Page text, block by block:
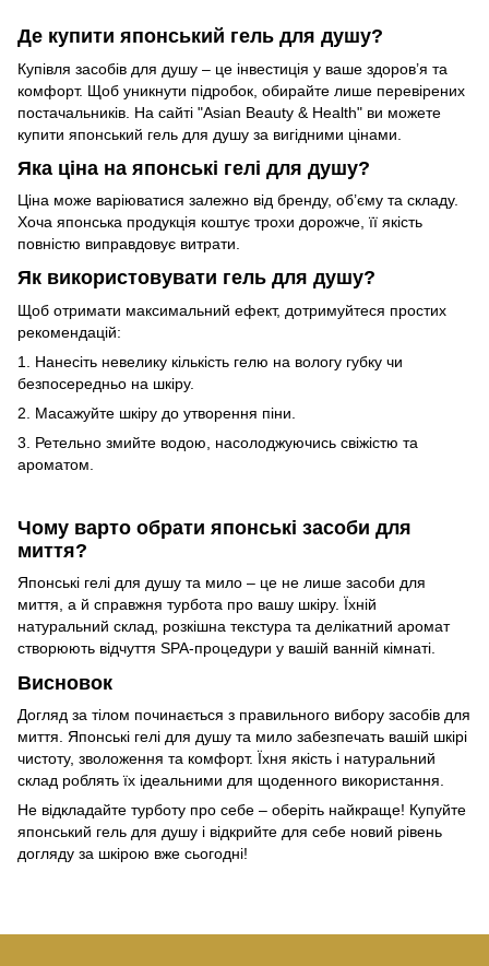
Де купити японський гель для душу?
Купівля засобів для душу – це інвестиція у ваше здоров’я та
комфорт. Щоб уникнути підробок, обирайте лише перевірених
постачальників. На сайті "Asian Beauty & Health" ви можете
купити японський гель для душу за вигідними цінами.
Яка ціна на японські гелі для душу?
Ціна може варіюватися залежно від бренду, об’єму та складу.
Хоча японська продукція коштує трохи дорожче, її якість
повністю виправдовує витрати.
Як використовувати гель для душу?
Щоб отримати максимальний ефект, дотримуйтеся простих
рекомендацій:
1. Нанесіть невелику кількість гелю на вологу губку чи
безпосередньо на шкіру.
2. Масажуйте шкіру до утворення піни.
3. Ретельно змийте водою, насолоджуючись свіжістю та
ароматом.
Чому варто обрати японські засоби для
миття?
Японські гелі для душу та мило – це не лише засоби для
миття, а й справжня турбота про вашу шкіру. Їхній
натуральний склад, розкішна текстура та делікатний аромат
створюють відчуття SPA-процедури у вашій ванній кімнаті.
Висновок
Догляд за тілом починається з правильного вибору засобів для
миття. Японські гелі для душу та мило забезпечать вашій шкірі
чистоту, зволоження та комфорт. Їхня якість і натуральний
склад роблять їх ідеальними для щоденного використання.
Не відкладайте турботу про себе – оберіть найкраще! Купуйте
японський гель для душу і відкрийте для себе новий рівень
догляду за шкірою вже сьогодні!